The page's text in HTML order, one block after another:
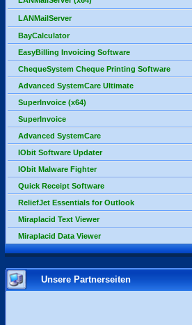
LANMailServer
BayCalculator
EasyBilling Invoicing Software
ChequeSystem Cheque Printing Software
Advanced SystemCare Ultimate
SuperInvoice (x64)
SuperInvoice
Advanced SystemCare
IObit Software Updater
IObit Malware Fighter
Quick Receipt Software
ReliefJet Essentials for Outlook
Miraplacid Text Viewer
Miraplacid Data Viewer
Unsere Partnerseiten